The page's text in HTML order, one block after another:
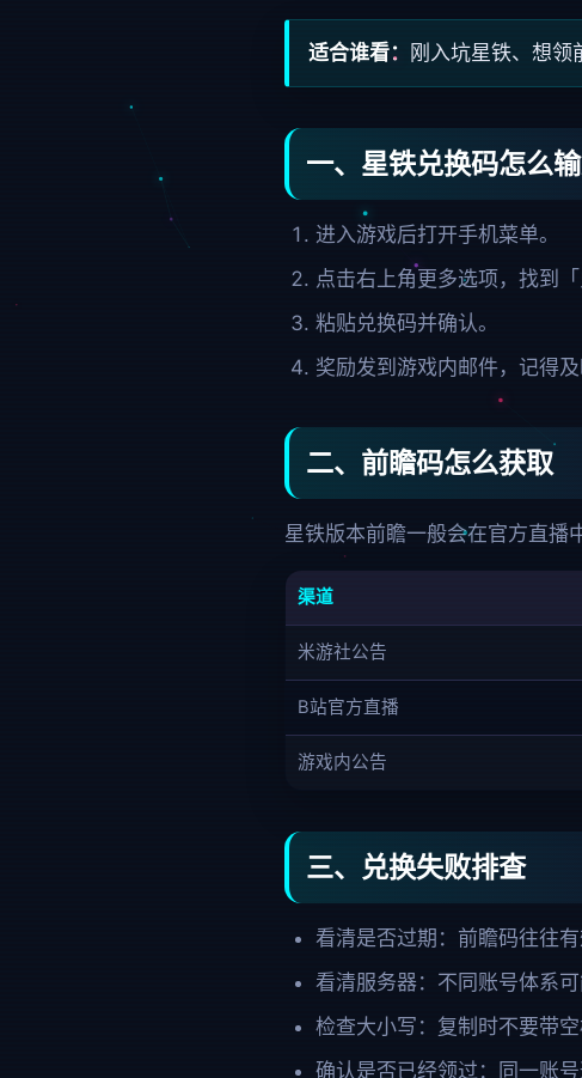
适合谁看： 刚入坑星铁、想领
一、星铁兑换码怎么
进入游戏后打开手机菜单。
点击右上角更多选项，找到「
粘贴兑换码并确认。
奖励发到游戏内邮件，记得及
二、前瞻码怎么获取
星铁版本前瞻一般会在官方直播
渠道
米游社公告
B站官方直播
游戏内公告
三、兑换失败排查
看清是否过期：前瞻码往往有
看清服务器：不同账号体系可
检查大小写：复制时不要带空
确认是否已经领过：同一账号